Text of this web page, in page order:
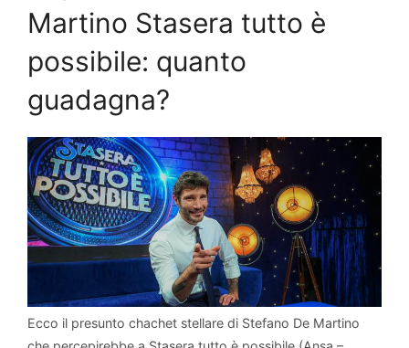
Martino Stasera tutto è
possibile: quanto
guadagna?
Ecco il presunto chachet stellare di Stefano De Martino